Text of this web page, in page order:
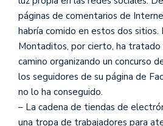
páginas de comentarios de
habría comido en estos dos sitios.
Montaditos, por cierto, ha tratado
camino organizando un concurso
los seguidores de su página de
no lo ha conseguido.
– La cadena de tiendas de
una tropa de trabajadores para